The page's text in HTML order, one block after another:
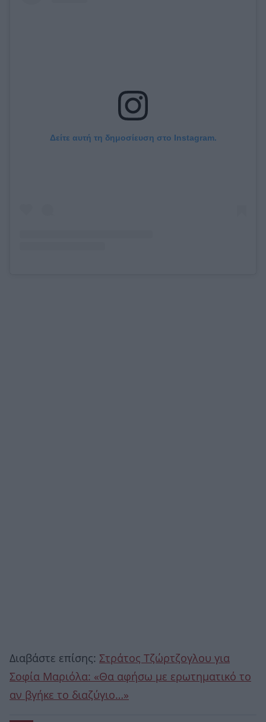
Δείτε αυτή τη δημοσίευση στο Instagram.
Διαβάστε επίσης: Στράτος Τζώρτζογλου για
Σοφία Μαριόλα: «Θα αφήσω με ερωτηματικό το
αν βγήκε το διαζύγιο…»